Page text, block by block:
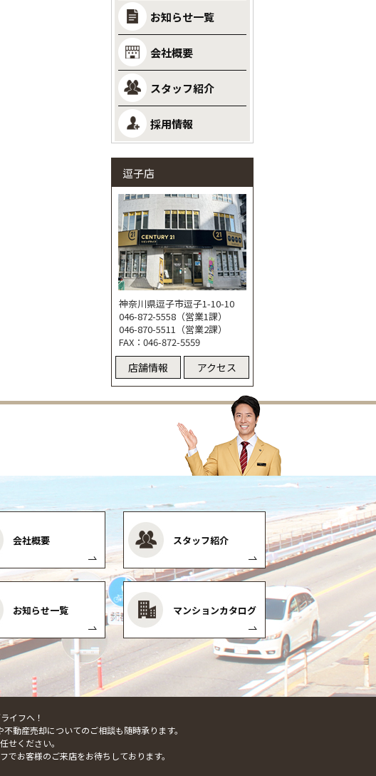
お知らせ一覧
会社概要
スタッフ紹介
採用情報
逗子店
神奈川県逗子市逗子1-10-10
046-872-5558（営業1課）
046-870-5511（営業2課）
FAX：046-872-5559
店舗情報 アクセス
会社概要 スタッフ紹介
お知らせ一覧 マンションカタログ
イフへ！
動産売却についてのご相談も随時承ります。
せください。
お客様のご来店をお待ちしております。